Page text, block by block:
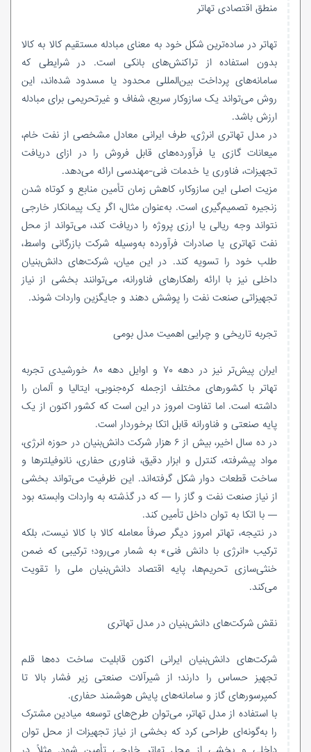
منطق اقتصادی تهاتر
تهاتر در ساده‌ترین شکل خود به معنای مبادله مستقیم کالا به کالا
بدون استفاده از تراکنش‌های بانکی است. در شرایطی که
سامانه‌های پرداخت بین‌المللی محدود یا مسدود شده‌اند، این
روش می‌تواند یک سازوکار سریع، شفاف و غیرتحریمی برای مبادله
ارزش باشد.
در مدل تهاتری انرژی، طرف ایرانی معادل مشخصی از نفت خام،
میعانات گازی یا فرآورده‌های قابل فروش را در ازای دریافت
تجهیزات، فناوری یا خدمات فنی-مهندسی ارائه می‌دهد.
مزیت اصلی این سازوکار، کاهش زمان تأمین منابع و کوتاه شدن
زنجیره تصمیم‌گیری است. به‌عنوان مثال، اگر یک پیمانکار خارجی
نتواند وجه ریالی یا ارزی پروژه را دریافت کند، می‌تواند از محل
نفت تهاتری یا صادرات فرآورده به‌وسیله شرکت بازرگانی واسط،
طلب خود را تسویه کند. در این میان، شرکت‌های دانش‌بنیان
داخلی نیز با ارائه راهکارهای فناورانه، می‌توانند بخشی از نیاز
تجهیزاتی صنعت نفت را پوشش دهند و جایگزین واردات شوند.
تجربه تاریخی و چرایی اهمیت مدل بومی
ایران پیش‌تر نیز در دهه ۷۰ و اوایل دهه ۸۰ خورشیدی تجربه
تهاتر با کشورهای مختلف ازجمله کره‌جنوبی، ایتالیا و آلمان را
داشته است. اما تفاوت امروز در این است که کشور اکنون از یک
پایه صنعتی و فناورانه قابل اتکا برخوردار است.
در ده سال اخیر، بیش از ۶ هزار شرکت دانش‌بنیان در حوزه انرژی،
مواد پیشرفته، کنترل و ابزار دقیق، فناوری حفاری، نانوفیلترها و
ساخت قطعات دوار شکل گرفته‌اند. این ظرفیت می‌تواند بخشی
از نیاز صنعت نفت و گاز را — که در گذشته به واردات وابسته بود
— با اتکا به توان داخل تأمین کند.
در نتیجه، تهاتر امروز دیگر صرفاً معامله کالا با کالا نیست، بلکه
ترکیب «انرژی با دانش فنی» به شمار می‌رود؛ ترکیبی که ضمن
خنثی‌سازی تحریم‌ها، پایه اقتصاد دانش‌بنیان ملی را تقویت
می‌کند.
نقش شرکت‌های دانش‌بنیان در مدل تهاتری
شرکت‌های دانش‌بنیان ایرانی اکنون قابلیت ساخت ده‌ها قلم
تجهیز حساس را دارند؛ از شیرآلات صنعتی زیر فشار بالا تا
کمپرسورهای گاز و سامانه‌های پایش هوشمند حفاری.
با استفاده از مدل تهاتر، می‌توان طرح‌های توسعه میادین مشترک
را به‌گونه‌ای طراحی کرد که بخشی از نیاز تجهیزات از محل توان